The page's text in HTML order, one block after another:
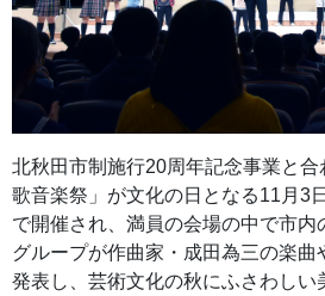
北秋田市制施行20周年記念事業と
歌音楽祭」が文化の日となる11月3
で開催され、満員の会場の中で市内
グループが作曲家・成田為三の楽曲
発表し、芸術文化の秋にふさわしい